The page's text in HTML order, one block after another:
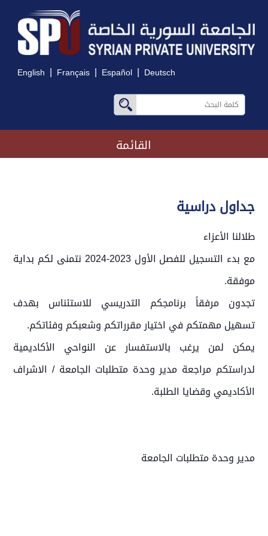
English | Français | Español | Deutsch
القائمة
جداول دراسية
طلالنا الأعزاء
مع بدء التسجيل للفصل الأول 2023-2024 نتمنى لكم بداية
موفقة.
تجدون مرفقاً برنامجكم التدريسي للاستئناس بهدف
تسهيل مهمتكم في اختيار مقرراتكم وشعبكم وفئاتكم.
يمكن لمن يرغب بالاستفسار عن النواحي الأكاديمية
لدراستكم مراجعة مدير وحدة متطلبات الجامعة / الاشراف
الأكاديمي وقضايا الطلبة.
مدير وحدة متطلبات الجامعة